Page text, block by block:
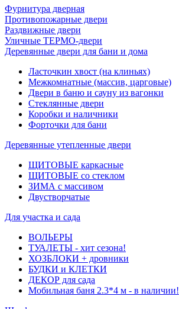
Фурнитура дверная
Противопожарные двери
Раздвижные двери
Уличные ТЕРМО-двери
Деревянные двери для бани и дома
Ласточкин хвост (на клиньях)
Межкомнатные (массив, царговые)
Двери в баню и сауну из вагонки
Стеклянные двери
Коробки и наличники
Форточки для бани
Деревянные утепленные двери
ЩИТОВЫЕ каркасные
ЩИТОВЫЕ со стеклом
ЗИМА с массивом
Двустворчатые
Для участка и сада
ВОЛЬЕРЫ
ТУАЛЕТЫ - хит сезона!
ХОЗБЛОКИ + дровники
БУДКИ и КЛЕТКИ
ДЕКОР для сада
Мобильная баня 2.3*4 м - в наличии!